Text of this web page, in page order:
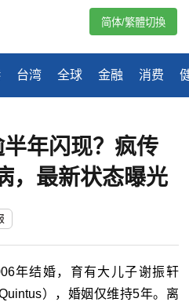
台湾 全球 金融 消费
简体/繁體切換
年闪现？疯传
，最新状态曝光
年结婚，育有大儿子谢振轩
），婚姻仅维持5年。离